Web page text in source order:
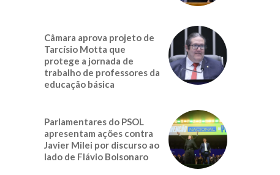
Câmara aprova projeto de
Tarcísio Motta que
protege a jornada de
trabalho de professores da
educação básica
Parlamentares do PSOL
apresentam ações contra
Javier Milei por discurso ao
lado de Flávio Bolsonaro